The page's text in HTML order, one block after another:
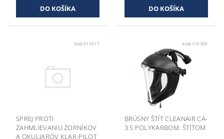
Kód:011017
SPREJ PROTI
ZAHMLIEVANIU ZORNÍKOV
A OKULIAROV KLAR-PILOT
Kód:710300
BRÚSNY ŠTÍT CLEANAIR CA-
3 S POLYKARBOM. ŠTÍTOM